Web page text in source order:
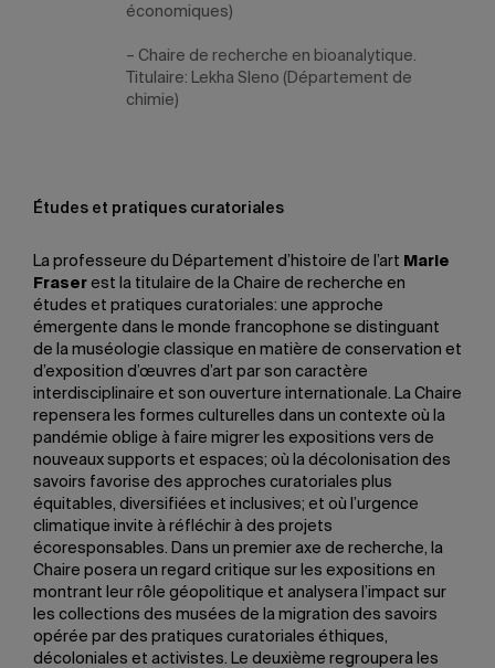
économiques)
– Chaire de recherche en bioanalytique.
Titulaire: Lekha Sleno (Département de
chimie)
Études et pratiques curatoriales
La professeure du Département d’histoire de l’art Marie
Fraser est la titulaire de la Chaire de recherche en
études et pratiques curatoriales: une approche
émergente dans le monde francophone se distinguant
de la muséologie classique en matière de conservation et
d’exposition d’œuvres d’art par son caractère
interdisciplinaire et son ouverture internationale. La Chaire
repensera les formes culturelles dans un contexte où la
pandémie oblige à faire migrer les expositions vers de
nouveaux supports et espaces; où la décolonisation des
savoirs favorise des approches curatoriales plus
équitables, diversifiées et inclusives; et où l’urgence
climatique invite à réfléchir à des projets
écoresponsables. Dans un premier axe de recherche, la
Chaire posera un regard critique sur les expositions en
montrant leur rôle géopolitique et analysera l’impact sur
les collections des musées de la migration des savoirs
opérée par des pratiques curatoriales éthiques,
décoloniales et activistes. Le deuxième regroupera les